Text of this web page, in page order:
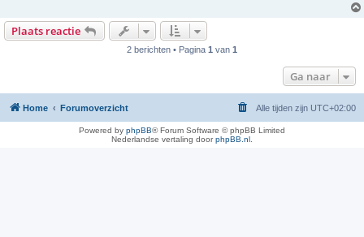
Plaats reactie
2 berichten • Pagina 1 van 1
Ga naar
Home Forumoverzicht Alle tijden zijn UTC+02:00
Powered by phpBB® Forum Software © phpBB Limited
Nederlandse vertaling doorphpBB.nl